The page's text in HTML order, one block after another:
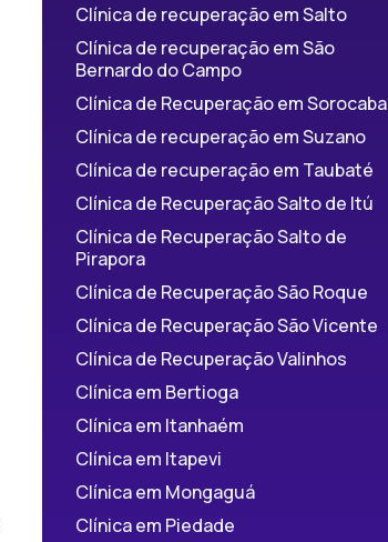
Clínica de recuperação em Salto
Clínica de recuperação em São
Bernardo do Campo
Clínica de Recuperação em Sorocaba
Clínica de recuperação em Suzano
Clínica de recuperação em Taubaté
Clínica de Recuperação Salto de Itú
Clínica de Recuperação Salto de
Pirapora
Clínica de Recuperação São Roque
Clínica de Recuperação São Vicente
Clínica de Recuperação Valinhos
Clínica em Bertioga
Clínica em Itanhaém
Clínica em Itapevi
Clínica em Mongaguá
Clínica em Piedade